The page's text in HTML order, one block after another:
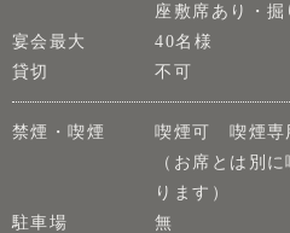
座敷席あり・掘
宴会最大
40名様
貸切
不可
禁煙・喫煙
喫煙可 喫煙専
（お席とは別
ります）
駐車場
無